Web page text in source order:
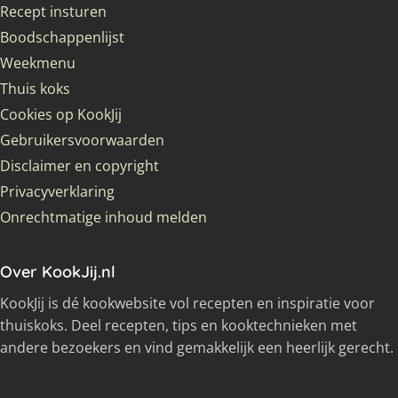
Recept insturen
Boodschappenlijst
Weekmenu
Thuis koks
Cookies op KookJij
Gebruikersvoorwaarden
Disclaimer en copyright
Privacyverklaring
Onrechtmatige inhoud melden
Over KookJij.nl
KookJij is dé kookwebsite vol recepten en inspiratie voor
thuiskoks. Deel recepten, tips en kooktechnieken met
andere bezoekers en vind gemakkelijk een heerlijk gerecht.